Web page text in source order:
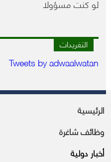
لو كنت مسؤولا
التغريدات
Tweets by adwaalwatan
الرئيسية
وظائف شاغرة
أخبار دولية